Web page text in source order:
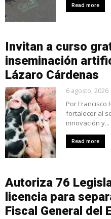
Read more
Invitan a curso
inseminación
Lázaro Cárdenas
6 agosto, 2026
Por Francisco
fortalecer al
innovación y...
Read more
Autoriza 76
licencia para
Fiscal General del